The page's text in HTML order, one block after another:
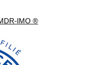
IMO ®